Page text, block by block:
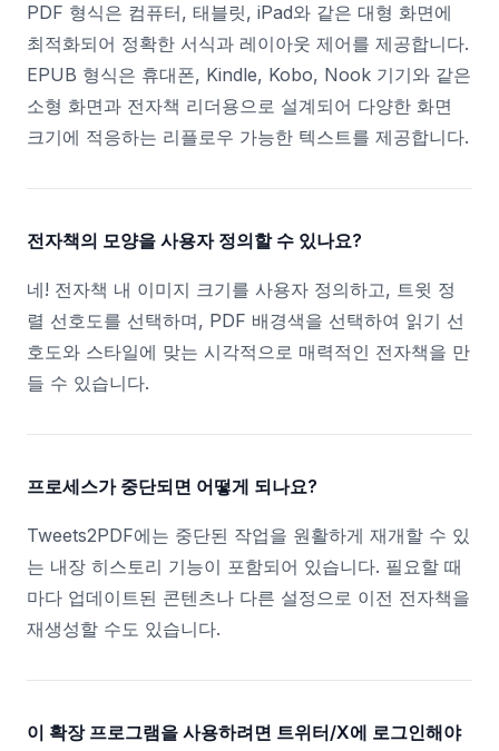
PDF 형식은 컴퓨터, 태블릿, iPad와 같은 대형 화면에
최적화되어 정확한 서식과 레이아웃 제어를 제공합니다.
EPUB 형식은 휴대폰, Kindle, Kobo, Nook 기기와 같은
소형 화면과 전자책 리더용으로 설계되어 다양한 화면
크기에 적응하는 리플로우 가능한 텍스트를 제공합니다.
전자책의 모양을 사용자 정의할 수 있나요?
네! 전자책 내 이미지 크기를 사용자 정의하고, 트윗 정
렬 선호도를 선택하며, PDF 배경색을 선택하여 읽기 선
호도와 스타일에 맞는 시각적으로 매력적인 전자책을 만
들 수 있습니다.
프로세스가 중단되면 어떻게 되나요?
Tweets2PDF에는 중단된 작업을 원활하게 재개할 수 있
는 내장 히스토리 기능이 포함되어 있습니다. 필요할 때
마다 업데이트된 콘텐츠나 다른 설정으로 이전 전자책을
재생성할 수도 있습니다.
이 확장 프로그램을 사용하려면 트위터/X에 로그인해야